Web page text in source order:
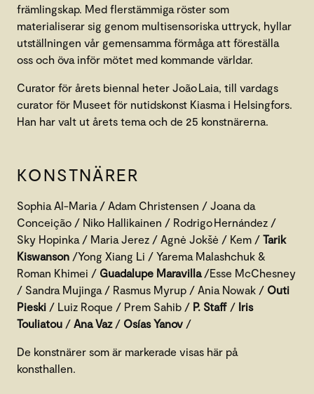
främlingskap. Med flerstämmiga röster som
materialiserar sig genom multisensoriska uttryck, hyllar
utställningen vår gemensamma förmåga att föreställa
oss och öva inför mötet med kommande världar.
Curator för årets biennal heter João Laia, till vardags
curator för Museet för nutidskonst Kiasma i Helsingfors.
Han har valt ut årets tema och de 25 konstnärerna.
KONSTNÄRER
Sophia Al-Maria / Adam Christensen / Joana da
Conceição / Niko Hallikainen / Rodrigo Hernández /
Sky Hopinka / Maria Jerez / Agnė Jokšė / Kem / Tarik
Kiswanson /Yong Xiang Li / Yarema Malashchuk &
Roman Khimei / Guadalupe Maravilla/Esse McChesney
/ Sandra Mujinga / Rasmus Myrup / Ania Nowak / Outi
Pieski / Luiz Roque / Prem Sahib / P. Staff / Iris
Touliatou / Ana Vaz/ Osías Yanov /
De konstnärer som är markerade visas här på
konsthallen.